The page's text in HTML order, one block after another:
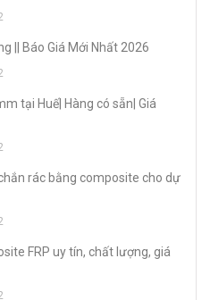
|| Báo Giá Mới Nhất 2026
tại Huế| Hàng có sẵn| Giá
rác bằng composite cho dự
FRP uy tín, chất lượng, giá